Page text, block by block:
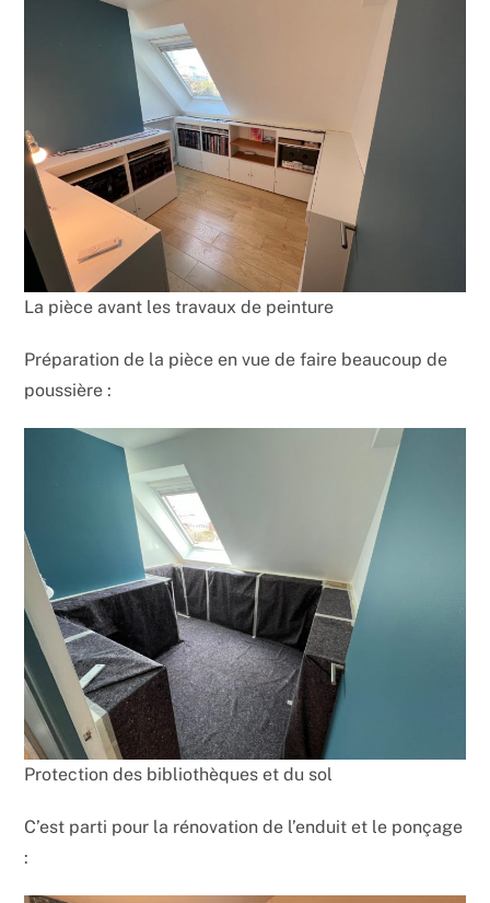
La pièce avant les travaux de peinture
Préparation de la pièce en vue de faire beaucoup de
poussière :
Protection des bibliothèques et du sol
C’est parti pour la rénovation de l’enduit et le ponçage
: